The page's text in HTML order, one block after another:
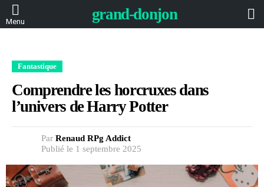
Menu grand-donjon
Fantastique
Comprendre les horcruxes dans
l’univers de Harry Potter
Par Renaud RPg Addict
Publié le 1 septembre 2025